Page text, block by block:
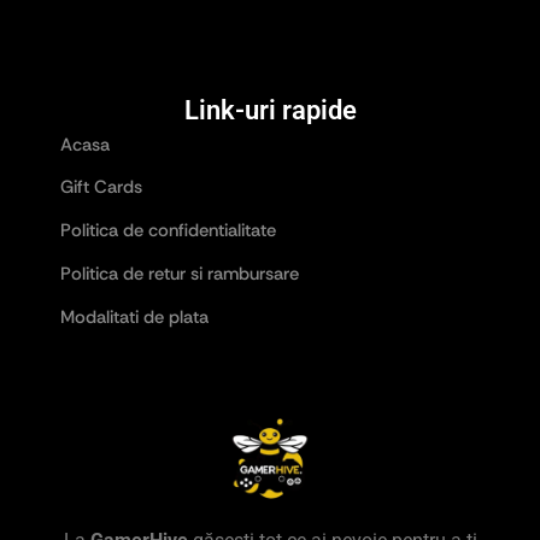
Link-uri rapide
Acasa
Gift Cards
Politica de confidentialitate
Politica de retur si rambursare
Modalitati de plata